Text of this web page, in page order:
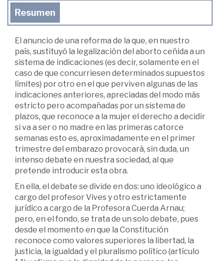
Resumen
El anuncio de una reforma de la que, en nuestro
país, sustituyó la legalización del aborto ceñida a un
sistema de indicaciones (es decir, solamente en el
caso de que concurriesen determinados supuestos
límites) por otro en el que perviven algunas de las
indicaciones anteriores, apreciadas del modo más
estricto pero acompañadas por un sistema de
plazos, que reconoce a la mujer el derecho a decidir
si va a ser o no madre en las primeras catorce
semanas esto es, aproximadamente en el primer
trimestre del embarazo provocará, sin duda, un
intenso debate en nuestra sociedad, al que
pretende introducir esta obra.
En ella, el debate se divide en dos: uno ideológico a
cargo del profesor Vives y otro estrictamente
jurídico a cargo de la Profesora Cuerda Arnau;
pero, en el fondo, se trata de un solo debate, pues
desde el momento en que la Constitución
reconoce como valores superiores la libertad, la
justicia, la igualdad y el pluralismo político (artículo